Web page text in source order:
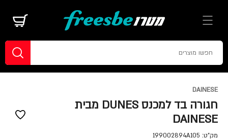
DAINESE
חגורה בד למכנס DUNES מבית
DAINESE
מק"ט: 199002894A105